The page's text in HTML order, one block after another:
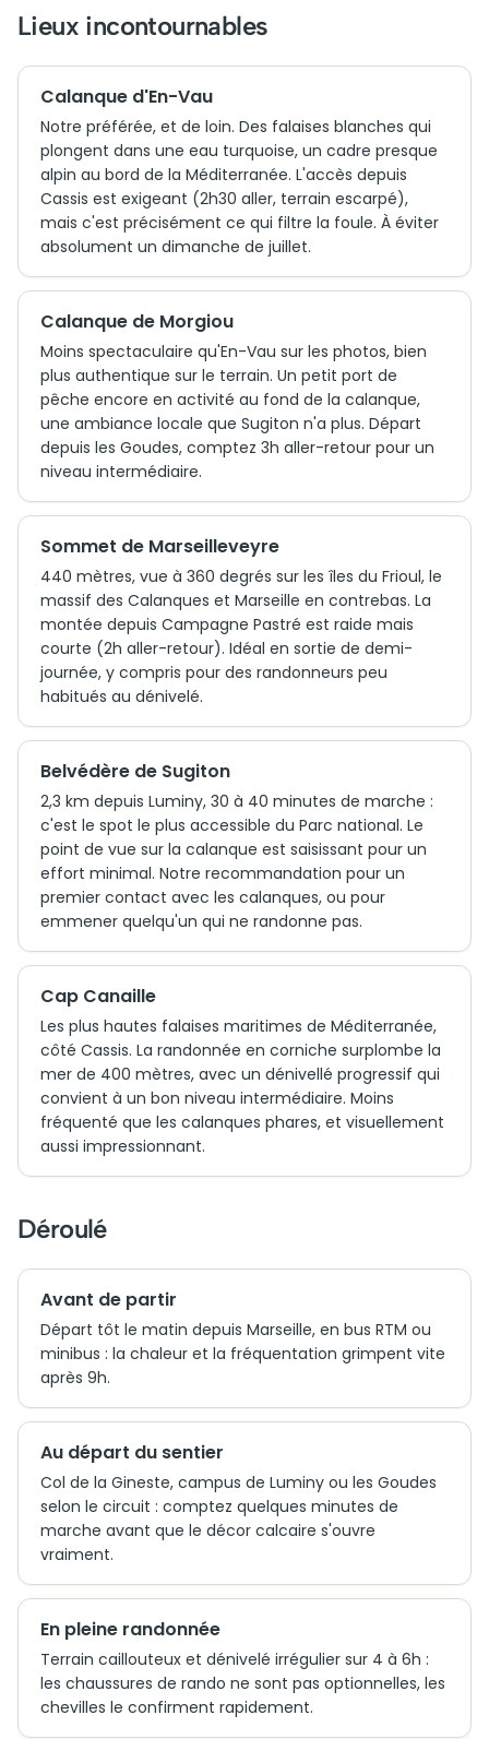
Lieux incontournables
Calanque d'En-Vau
Notre préférée, et de loin. Des falaises blanches qui
plongent dans une eau turquoise, un cadre presque
alpin au bord de la Méditerranée. L'accès depuis
Cassis est exigeant (2h30 aller, terrain escarpé),
mais c'est précisément ce qui filtre la foule. À éviter
absolument un dimanche de juillet.
Calanque de Morgiou
Moins spectaculaire qu'En-Vau sur les photos, bien
plus authentique sur le terrain. Un petit port de
pêche encore en activité au fond de la calanque,
une ambiance locale que Sugiton n'a plus. Départ
depuis les Goudes, comptez 3h aller-retour pour un
niveau intermédiaire.
Sommet de Marseilleveyre
440 mètres, vue à 360 degrés sur les îles du Frioul, le
massif des Calanques et Marseille en contrebas. La
montée depuis Campagne Pastré est raide mais
courte (2h aller-retour). Idéal en sortie de demi-
journée, y compris pour des randonneurs peu
habitués au dénivelé.
Belvédère de Sugiton
2,3 km depuis Luminy, 30 à 40 minutes de marche :
c'est le spot le plus accessible du Parc national. Le
point de vue sur la calanque est saisissant pour un
effort minimal. Notre recommandation pour un
premier contact avec les calanques, ou pour
emmener quelqu'un qui ne randonne pas.
Cap Canaille
Les plus hautes falaises maritimes de Méditerranée,
côté Cassis. La randonnée en corniche surplombe la
mer de 400 mètres, avec un dénivellé progressif qui
convient à un bon niveau intermédiaire. Moins
fréquenté que les calanques phares, et visuellement
aussi impressionnant.
Déroulé
Avant de partir
Départ tôt le matin depuis Marseille, en bus RTM ou
minibus : la chaleur et la fréquentation grimpent vite
après 9h.
Au départ du sentier
Col de la Gineste, campus de Luminy ou les Goudes
selon le circuit : comptez quelques minutes de
marche avant que le décor calcaire s'ouvre
vraiment.
En pleine randonnée
Terrain caillouteux et dénivelé irrégulier sur 4 à 6h :
les chaussures de rando ne sont pas optionnelles, les
chevilles le confirment rapidement.